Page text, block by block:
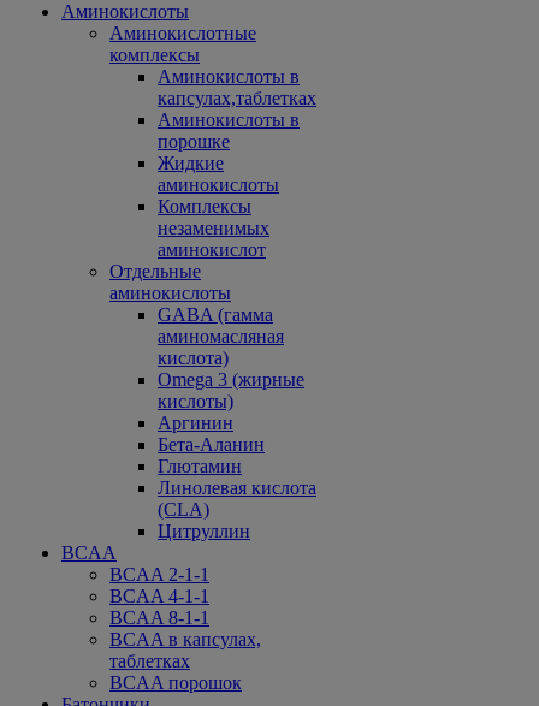
Аминокислоты
Аминокислотные
комплексы
Аминокислоты в
капсулах,таблетках
Аминокислоты в
порошке
Жидкие
аминокислоты
Комплексы
незаменимых
аминокислот
Отдельные
аминокислоты
GABA (гамма
аминомасляная
кислота)
Omega 3 (жирные
кислоты)
Аргинин
Бета-Аланин
Глютамин
Линолевая кислота
(CLA)
Цитруллин
BCAA
BCAA 2-1-1
BCAA 4-1-1
BCAA 8-1-1
BCAA в капсулах,
таблетках
BCAA порошок